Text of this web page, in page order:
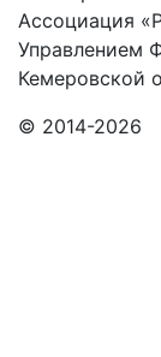
Ассоциация
Управлением
Кемеровской
© 2014-2026